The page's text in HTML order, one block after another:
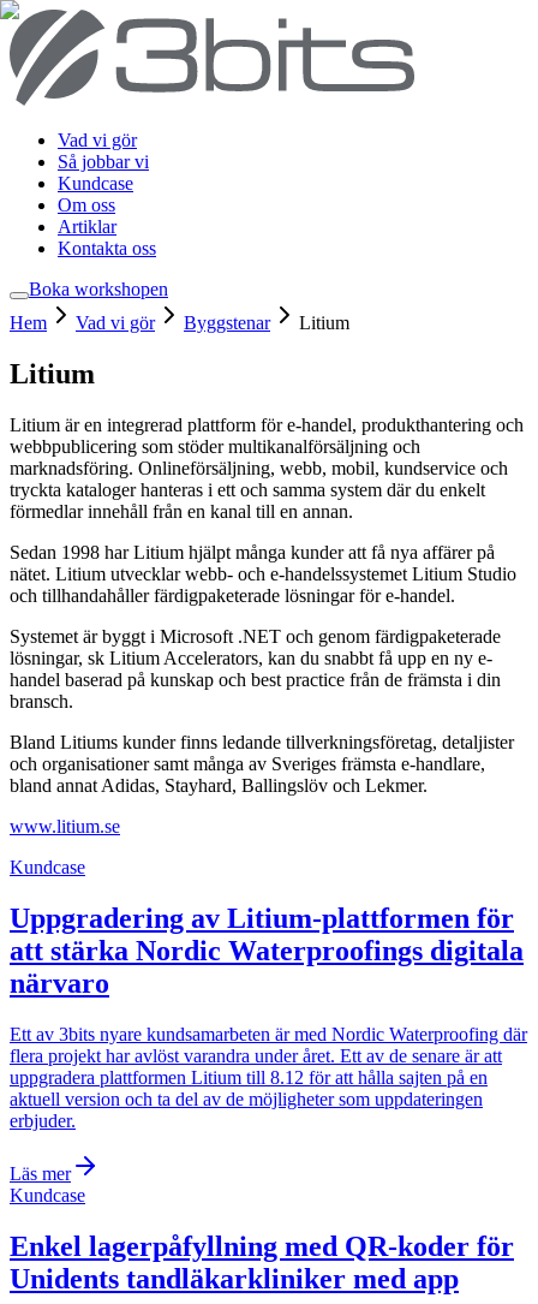
Vad vi gör
Så jobbar vi
Kundcase
Om oss
Artiklar
Kontakta oss
Boka workshopen
Hem
Vad vi gör Byggstenar Litium
Litium
Litium är en integrerad plattform för e-handel, produkthantering och
webbpublicering som stöder multikanalförsäljning och
marknadsföring. Onlineförsäljning, webb, mobil, kundservice och
tryckta kataloger hanteras i ett och samma system där du enkelt
förmedlar innehåll från en kanal till en annan.
Sedan 1998 har Litium hjälpt många kunder att få nya affärer på
nätet. Litium utvecklar webb- och e-handelssystemet Litium Studio
och tillhandahåller färdigpaketerade lösningar för e-handel.
Systemet är byggt i Microsoft .NET och genom färdigpaketerade
lösningar, sk Litium Accelerators, kan du snabbt få upp en ny e-
handel baserad på kunskap och best practice från de främsta i din
bransch.
Bland Litiums kunder finns ledande tillverkningsföretag, detaljister
och organisationer samt många av Sveriges främsta e-handlare,
bland annat Adidas, Stayhard, Ballingslöv och Lekmer.
www.litium.se
Kundcase
Uppgradering av Litium-plattformen för
att stärka Nordic Waterproofings digitala
närvaro
Ett av 3bits nyare kundsamarbeten är med Nordic Waterproofing där
flera projekt har avlöst varandra under året. Ett av de senare är att
uppgradera plattformen Litium till 8.12 för att hålla sajten på en
aktuell version och ta del av de möjligheter som uppdateringen
erbjuder.
Läs mer
Kundcase
Enkel lagerpåfyllning med QR-koder för
Unidents tandläkarkliniker med app